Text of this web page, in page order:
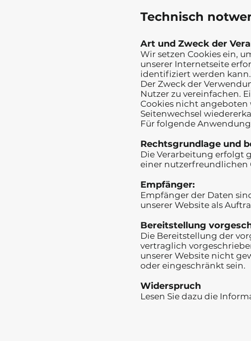
Technisch
Art und Zweck der
Wir setzen Cookies ein,
unserer Internetseite
identifiziert werden kann.
Der Zweck der
Nutzer zu vereinfachen.
Cookies nicht angeboten
Seitenwechsel
Für folgende
Rechtsgrundlage und
Die Verarbeitung erfolgt
einer nutzerfreundlichen
Empfänger:
Empfänger der Daten
unserer Website als
Bereitstellung
Die Bereitstellung der
vertraglich
unserer Website nicht
oder eingeschränkt sein.
Widerspruch
Lesen Sie dazu die